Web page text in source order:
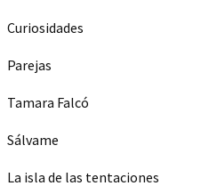
Curiosidades
Parejas
Tamara Falcó
Sálvame
La isla de las tentaciones